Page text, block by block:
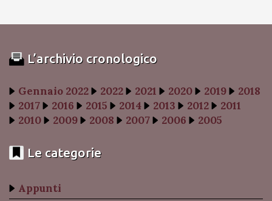
L’archivio cronologico
Gennaio 2022 2022 2021 2020 2019
2018
2017
2016 2015 2014 2013 2012
2011
2010
2009 2008 2007 2006 2005
Le categorie
Appunti